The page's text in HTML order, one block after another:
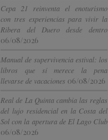
Cepa 21 reinventa el enoturismo
con tres experiencias para vivir la
Ribera del Duero desde dentro
06/08/2026
Manual de supervivencia estival: los
libros que sí merece la pena
llevarse de vacaciones 06/08/2026
Real de La Quinta cambia las reglas
del lujo residencial en la Costa del
Sol con la apertura de El Lago Club
06/08/2026